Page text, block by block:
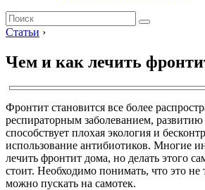
Статьи ›
Чем и как лечить
Фронтит становится все более
респираторным заболеванием,
способствует плохая экология и
использование антибиотиков. Многие
лечить фронтит дома, но делать этого
стоит. Необходимо понимать, что это не
можно пускать на самотек.